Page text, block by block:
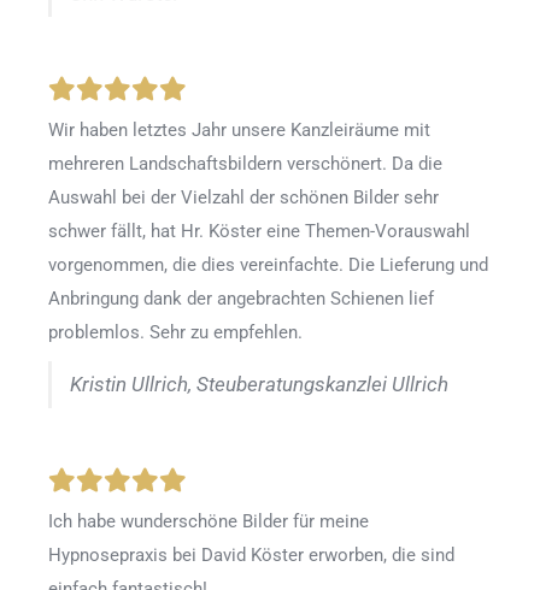
Wir haben letztes Jahr unsere Kanzleiräume mit
mehreren Landschaftsbildern verschönert. Da die
Auswahl bei der Vielzahl der schönen Bilder sehr
schwer fällt, hat Hr. Köster eine Themen-Vorauswahl
vorgenommen, die dies vereinfachte. Die Lieferung und
Anbringung dank der angebrachten Schienen lief
problemlos. Sehr zu empfehlen.
Kristin Ullrich, Steuberatungskanzlei Ullrich
Ich habe wunderschöne Bilder für meine
Hypnosepraxis bei David Köster erworben, die sind